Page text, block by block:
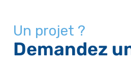
Un projet ?
Demandez